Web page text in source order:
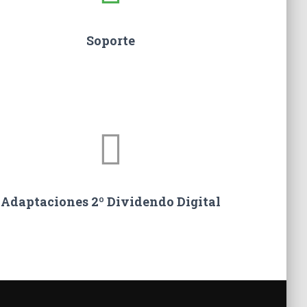
Soporte
Adaptaciones 2º Dividendo Digital